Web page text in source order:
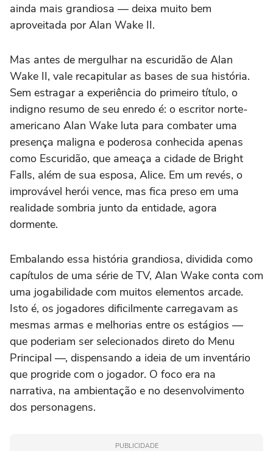
ainda mais grandiosa — deixa muito bem
aproveitada porAlan Wake II.
Mas antes de mergulhar na escuridão de Alan
Wake II, vale recapitular as bases de sua história.
Sem estragar a experiência do primeiro título, o
indigno resumo de seu enredo é: o escritor norte-
americano Alan Wake luta para combater uma
presença maligna e poderosa conhecida apenas
como Escuridão, que ameaça a cidade de Bright
Falls, além de sua esposa, Alice. Em um revés, o
improvável herói vence, mas fica preso em uma
realidade sombria junto da entidade, agora
dormente.
Embalando essa história grandiosa, dividida como
capítulos de uma série de TV, Alan Wake conta com
uma jogabilidade com muitos elementos arcade.
Isto é, os jogadores dificilmente carregavam as
mesmas armas e melhorias entre os estágios —
que poderiam ser selecionados direto do Menu
Principal —, dispensando a ideia de um inventário
que progride com o jogador. O foco era na
narrativa, na ambientação e no desenvolvimento
dos personagens.
PUBLICIDADE